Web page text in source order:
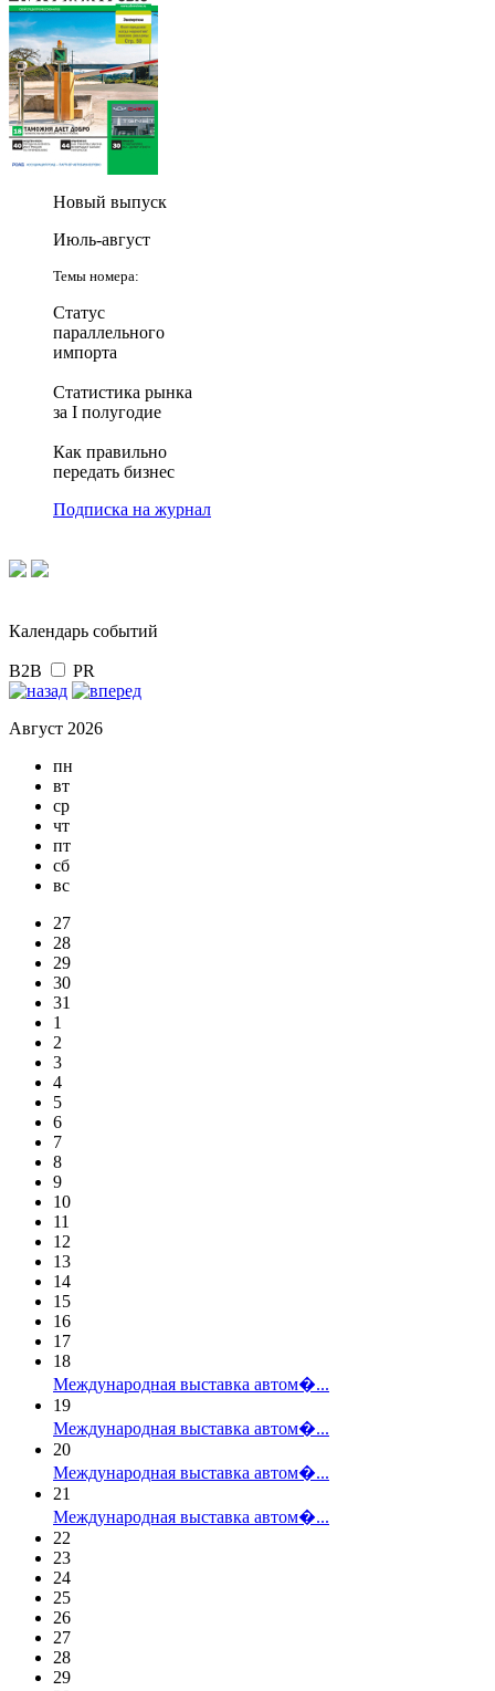
Новый выпуск
Июль-август
Темы номера:
Статус
параллельного
импорта
Статистика рынка
за I полугодие
Как правильно
передать бизнес
Подписка на журнал
Календарь событий
B2B PR
Август 2026
пн
вт
ср
чт
пт
сб
вс
27
28
29
30
31
1
2
3
4
5
6
7
8
9
10
11
12
13
14
15
16
17
18
Международная выставка автом�...
19
Международная выставка автом�...
20
Международная выставка автом�...
21
Международная выставка автом�...
22
23
24
25
26
27
28
29